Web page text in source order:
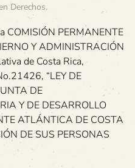
Derechos.
PERMANENTE
Y ADMINISTRACIÓN
de Costa Rica,
“LEY DE
DE
Y DE DESARROLLO
ATLÁNTICA DE COSTA
DE SUS PERSONAS